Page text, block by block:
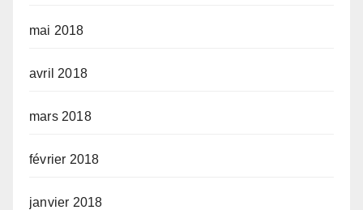
mai 2018
avril 2018
mars 2018
février 2018
janvier 2018